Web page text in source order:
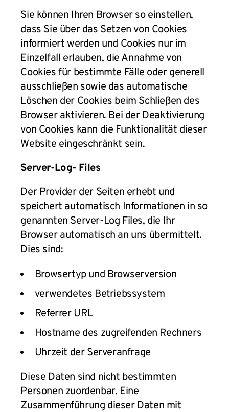
Sie können Ihren Browser so einstellen,
dass Sie über das Setzen von Cookies
informiert werden und Cookies nur im
Einzelfall erlauben, die Annahme von
Cookies für bestimmte Fälle oder generell
ausschließen sowie das automatische
Löschen der Cookies beim Schließen des
Browser aktivieren. Bei der Deaktivierung
von Cookies kann die Funktionalität dieser
Website eingeschränkt sein.
Server-Log- Files
Der Provider der Seiten erhebt und
speichert automatisch Informationen in so
genannten Server-Log Files, die Ihr
Browser automatisch an uns übermittelt.
Dies sind:
Browsertyp und Browserversion
verwendetes Betriebssystem
Referrer URL
Hostname des zugreifenden Rechners
Uhrzeit der Serveranfrage
Diese Daten sind nicht bestimmten
Personen zuordenbar. Eine
Zusammenführung dieser Daten mit